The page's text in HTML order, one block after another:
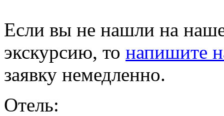
Если вы не нашли на
экскурсию, то напишите
заявку немедленно.
Отель: